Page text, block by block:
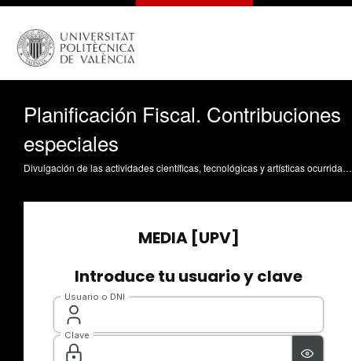
Planificación Fiscal. Contribuciones
especiales
Divulgación de las actividades científicas, tecnológicas y artísticas ocurridas en los tres campus de la UPV